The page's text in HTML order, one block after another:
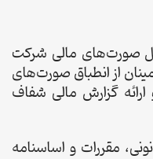
صورت‌های مالی شرکت
از انطباق صورت‌های
ارائه گزارش مالی شفاف
مقررات و اساسنامه